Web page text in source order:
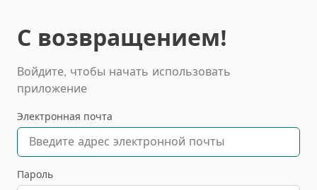
С возвращением!
Войдите, чтобы начать использовать
приложение
Электронная почта
Пароль